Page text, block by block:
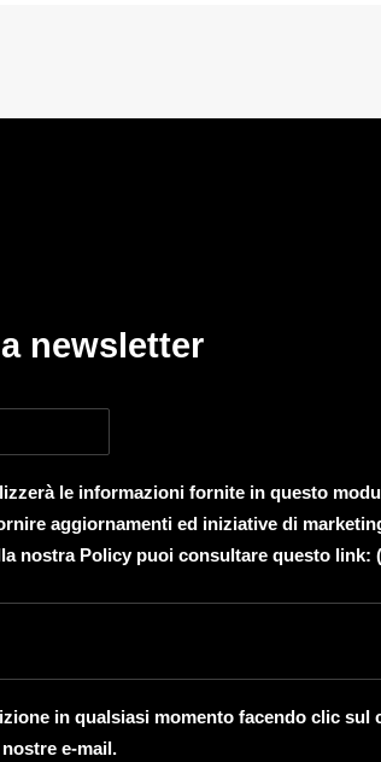
newsletter
le informazioni fornite in questo
aggiornamenti ed iniziative di
nostra Policy puoi consultare questo link: (
in qualsiasi momento facendo clic sul
e-mail.